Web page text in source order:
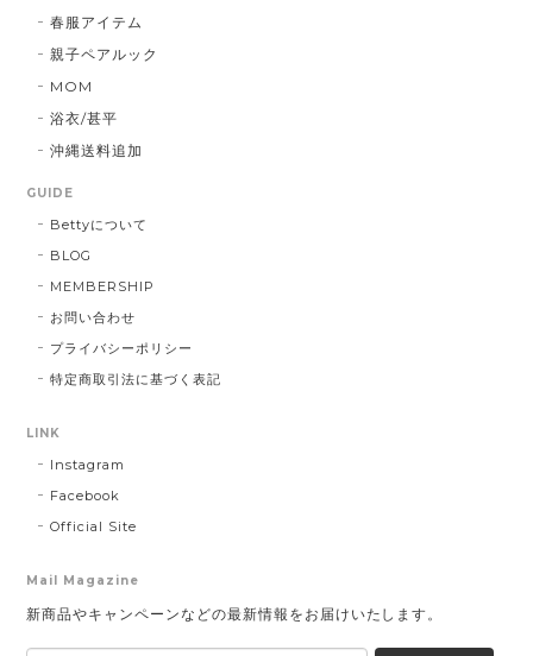
春服アイテム
親子ペアルック
MOM
浴衣/甚平
沖縄送料追加
GUIDE
Bettyについて
BLOG
MEMBERSHIP
お問い合わせ
プライバシーポリシー
特定商取引法に基づく表記
LINK
Instagram
Facebook
Official Site
Mail Magazine
新商品やキャンペーンなどの最新情報をお届けいたします。